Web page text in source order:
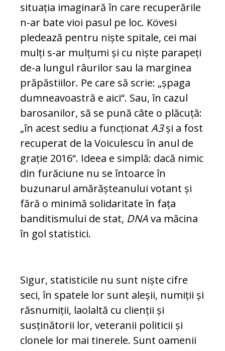
situa­ția imaginară în care recuperările
n-ar bate vioi pasul pe loc. Kövesi
pledează pentru niște spitale, cei mai
mulți s-ar mulțumi și cu niște parapeți
de-a lungul râurilor sau la marginea
pră­păstiilor. Pe care să scrie: „șpaga
dum­nea­voastră e aici“. Sau, în cazul
barosanilor, să se pună câte o plăcuță:
„în acest sediu a func­ționat A3și a fost
recuperat de la Voi­cu­lescu în anul de
grație 2016“. Ideea e simplă: dacă nimic
din furăciune nu se întoarce în
buzunarul amărășteanului votant și
fără o minimă solidaritate în fața
banditismului de stat, DNAva măcina
în gol statistici.
Sigur, statisticile nu sunt niște cifre
seci, în spatele lor sunt aleșii, numiții și
răsnumiții, la­olaltă cu clienții și
susținătorii lor, veteranii po­liticii și
clonele lor mai tinerele. Sunt oa­me­nii